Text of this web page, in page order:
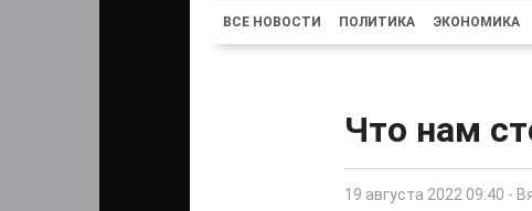
ВСЕ НОВОСТИ ПОЛИТИКА ЭКОНОМИКА
Что нам
19 августа 2022 09:40 -